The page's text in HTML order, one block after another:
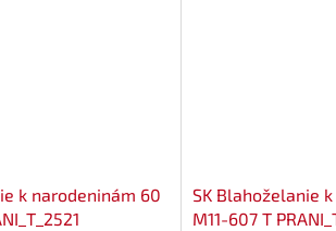
k narodeninám 60
SK Blahoželanie
M11-607 T